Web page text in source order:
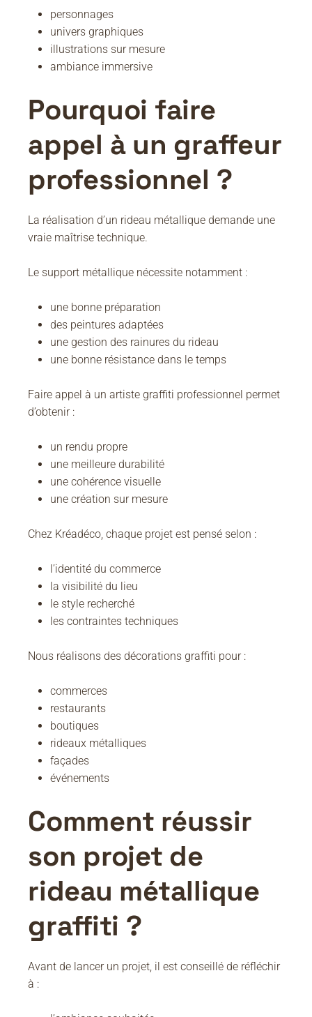
personnages
univers graphiques
illustrations sur mesure
ambiance immersive
Pourquoi faire
appel à un graffeur
professionnel ?
La réalisation d’un rideau métallique demande une
vraie maîtrise technique.
Le support métallique nécessite notamment :
une bonne préparation
des peintures adaptées
une gestion des rainures du rideau
une bonne résistance dans le temps
Faire appel à un artiste graffiti professionnel permet
d’obtenir :
un rendu propre
une meilleure durabilité
une cohérence visuelle
une création sur mesure
Chez Kréadéco, chaque projet est pensé selon :
l’identité du commerce
la visibilité du lieu
le style recherché
les contraintes techniques
Nous réalisons des décorations graffiti pour :
commerces
restaurants
boutiques
rideaux métalliques
façades
événements
Comment réussir
son projet de
rideau métallique
graffiti ?
Avant de lancer un projet, il est conseillé de réfléchir
à :